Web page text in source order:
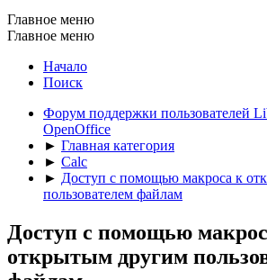
Главное меню
Главное меню
Начало
Поиск
Форум поддержки пользователей
OpenOffice
► Главная категория
► Calc
► Доступ с помощью макроса к
пользователем файлам
Доступ с помощью
открытым другим